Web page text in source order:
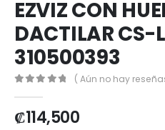
EZVIZ CON
DACTILAR CS-
310500393
( Aún no hay
₡114,500